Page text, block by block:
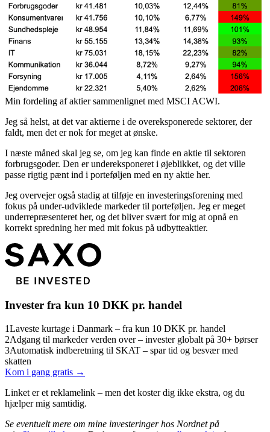
Min fordeling af aktier sammenlignet med MSCI ACWI.
Jeg så helst, at det var aktierne i de overeksponerede sektorer, der
faldt, men det er nok for meget at ønske.
I næste måned skal jeg se, om jeg kan finde en aktie til sektoren
forbrugsgoder. Den er undereksponeret i øjeblikket, og det ville
passe rigtig pænt ind i porteføljen med en ny aktie her.
Jeg overvejer også stadig at tilføje en investeringsforening med
fokus på under-udviklede markeder til porteføljen. Jeg er meget
underrepræsenteret her, og det bliver svært for mig at opnå en
korrekt spredning her med mit fokus på udbytteaktier.
Invester fra kun 10 DKK pr. handel
1Laveste kurtage i Danmark – fra kun 10 DKK pr. handel
2Adgang til markeder verden over – invester globalt på 30+ børser
3Automatisk indberetning til SKAT – spar tid og besvær med
skatten
Kom i gang gratis →
Linket er et reklamelink – men det koster dig ikke ekstra, og du
hjælper mig samtidig.
Se eventuelt mere om mine investeringer hos Nordnet på